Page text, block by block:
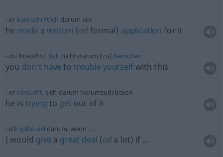
er kam schriftlich darum ein
he made awritten (od formal) application for it
du brauchst dich nicht darum (zu) bemühen
you don’t have to trouble yourselfwith this
er versucht, sich darum herumzudrücken
he is trying to get out of it
ich gäbeviel darum, wenn …
I would give a great deal (od a lot) if …